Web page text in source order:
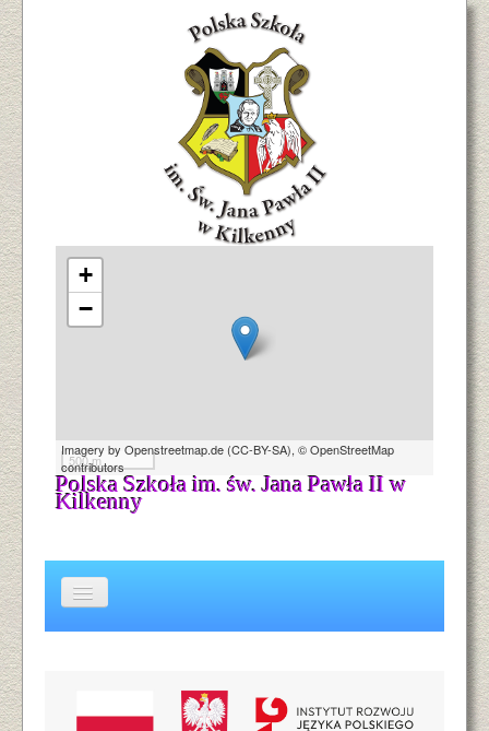
+
−
500 m
Imagery by Openstreetmap.de (CC-BY-SA), © OpenStreetMap
contributors
Polska Szkoła im. św. Jana Pawła II w
Kilkenny
Kontakt